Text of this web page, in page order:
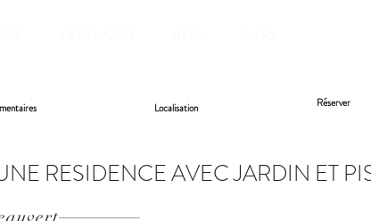
Localisation Réserver
RESIDENCE AVEC JARDIN ET